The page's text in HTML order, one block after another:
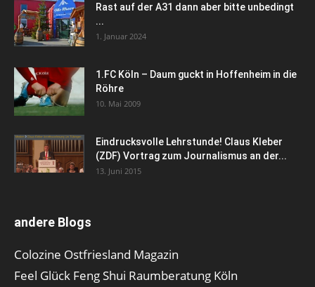
Rast auf der A31 dann aber bitte unbedingt
...
1. Januar 2024
1.FC Köln – Daum guckt in Hoffenheim in die
Röhre
10. Mai 2009
Eindrucksvolle Lehrstunde! Claus Kleber
(ZDF) Vortrag zum Journalismus an der...
13. Juni 2015
andere Blogs
Colozine Ostfriesland Magazin
Feel Glück Feng Shui Raumberatung Köln